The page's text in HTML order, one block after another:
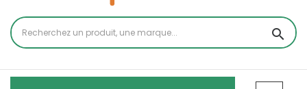
search